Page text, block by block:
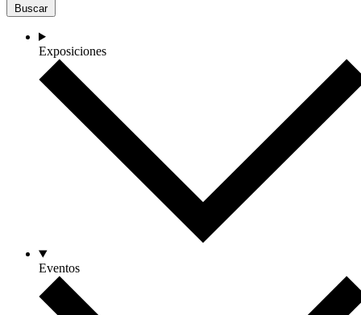
Buscar
Exposiciones
Eventos